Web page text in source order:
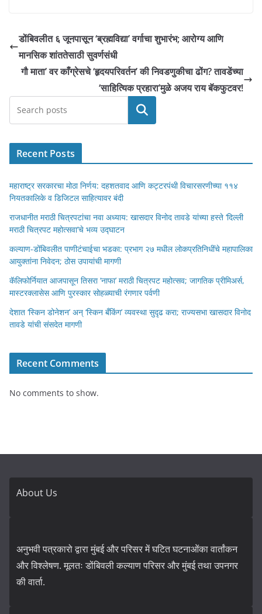
डोंबिवलीत ६ जूनपासून ‘ब्रह्मविद्या’ वर्गाचा शुभारंभ; आरोग्य आणि
मानसिक शांततेसाठी सुवर्णसंधी
गौ माता’ वर काँग्रेसचे ‘हृदयपरिवर्तन’ की निवडणुकीचा ढोंग? तावडेंच्या
‘साहित्यिक प्रहारा’मुळे अजय राय बॅकफुटवर!
Search
Recent Posts
महाराष्ट्र सरकारचा मोठा निर्णय: दहशतवाद आणि कट्टरपंथी विचारसरणीच्या ११४
नियतकालिके व डिजिटल साहित्यावर बंदी
राजधानीत मराठी चित्रपटांचा नवा अध्याय: खासदार विनोद तावडे यांच्या हस्ते ‘दिल्ली
मराठी चित्रपट महोत्सवा’चे भव्य उद्घाटन
कल्याण-डोंबिवलीत पाणीटंचाईचा भडका: प्रभाग २७ मधील लोकप्रतिनिधींचे महापालिका
आयुक्तांना निवेदन; ठोस उपायांची मागणी
कॅलिफोर्नियात आजपासून तिसरा ‘नाफा’ मराठी चित्रपट महोत्सव; जागतिक प्रीमिअर्स,
मास्टरक्लासेस आणि पुरस्कार सोहळ्याची रंगणार पर्वणी
देशात ‘स्किन डोनेशन’ अन् ‘स्किन बँकिंग’ व्यवस्था सुदृढ करा; राज्यसभा खासदार विनोद
तावडे यांची संसदेत मागणी
Recent Comments
No comments to show.
About Us
अनुभवी पत्रकारो द्वारा मुंबई और परिसर में घटित घटनाओंका वार्तांकन
और विश्लेषण. मूलतः डोंबिवली कल्याण परिसर और मुंबई तथा उपनगर
की वार्ता.